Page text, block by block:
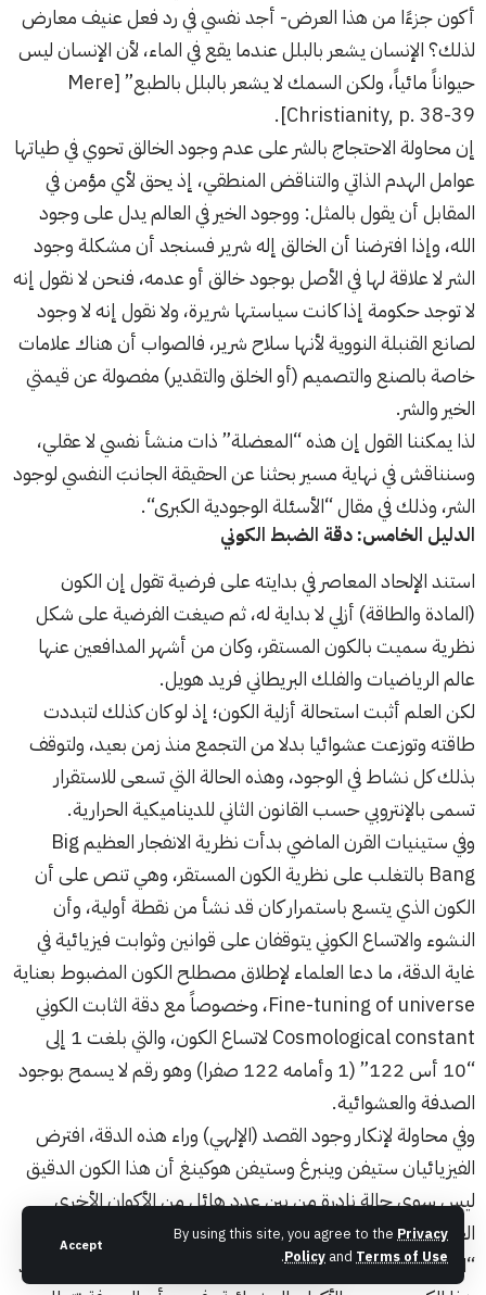
By using this site, you agree to the Privacy
Policy and Terms of Use
.
Accept
أكون جزءًا من هذا العرض- أجد نفسي في رد فعل عنيف معارض
لذلك؟ الإنسان يشعر بالبلل عندما يقع في الماء، لأن الإنسان ليس
حيواناً مائياً، ولكن السمك لا يشعر بالبلل بالطبع” [Mere
Christianity, p. 38-39].
إن محاولة الاحتجاج بالشر على عدم وجود الخالق تحوي في طياتها
عوامل الهدم الذاتي والتناقض المنطقي، إذ يحق لأي مؤمن في
المقابل أن يقول بالمثل: ووجود الخير في العالم يدل على وجود
الله، وإذا افترضنا أن الخالق إله شرير فسنجد أن مشكلة وجود
الشر لا علاقة لها في الأصل بوجود خالق أو عدمه، فنحن لا نقول إنه
لا توجد حكومة إذا كانت سياستها شريرة، ولا نقول إنه لا وجود
لصانع القنبلة النووية لأنها سلاح شرير، فالصواب أن هناك علامات
خاصة بالصنع والتصميم (أو الخلق والتقدير) مفصولة عن قيمتي
الخير والشر.
لذا يمكننا القول إن هذه “المعضلة” ذات منشأ نفسي لا عقلي،
وسنناقش في نهاية مسير بحثنا عن الحقيقة الجانبَ النفسي لوجود
الشر، وذلك في مقال “الأسئلة الوجودية الكبرى“.
الدليل الخامس: دقة الضبط الكوني
استند الإلحاد المعاصر في بدايته على فرضية تقول إن الكون
(المادة والطاقة) أزلي لا بداية له، ثم صيغت الفرضية على شكل
نظرية سميت بالكون المستقر، وكان من أشهر المدافعين عنها
عالم الرياضيات والفلك البريطاني فريد هويل.
لكن العلم أثبت استحالة أزلية الكون؛ إذ لو كان كذلك لتبددت
طاقته وتوزعت عشوائيا بدلا من التجمع منذ زمن بعيد، ولتوقف
بذلك كل نشاط في الوجود، وهذه الحالة التي تسعى للاستقرار
تسمى بالإنتروبي حسب القانون الثاني للديناميكية الحرارية.
وفي ستينيات القرن الماضي بدأت نظرية الانفجار العظيم Big
Bang بالتغلب على نظرية الكون المستقر، وهي تنص على أن
الكون الذي يتسع باستمرار كان قد نشأ من نقطة أولية، وأن
النشوء والاتساع الكوني يتوقفان على قوانين وثوابت فيزيائية في
غاية الدقة، ما دعا العلماء لإطلاق مصطلح الكون المضبوط بعناية
Fine-tuning of universe، وخصوصاً مع دقة الثابت الكوني
Cosmological constant لاتساع الكون، والتي بلغت 1 إلى
“10 أس 122” (1 وأمامه 122 صفرا) وهو رقم لا يسمح بوجود
الصدفة والعشوائية.
وفي محاولة لإنكار وجود القصد (الإلهي) وراء هذه الدقة، افترض
الفيزيائيان ستيفن وينبرغ وستيفن هوكينغ أن هذا الكون الدقيق
ليس سوى حالة نادرة من بين عدد هائل من الأكوان الأخرى
العشوائية التي تسبح في الوجود. وقد حاول هوكينغ في كتابه
“التصميم العظيم” The Grand Design حساب احتمال وجود